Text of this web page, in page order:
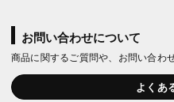
お問い合わせについて
商品に関するご質問や、お問い合わ
よくあ